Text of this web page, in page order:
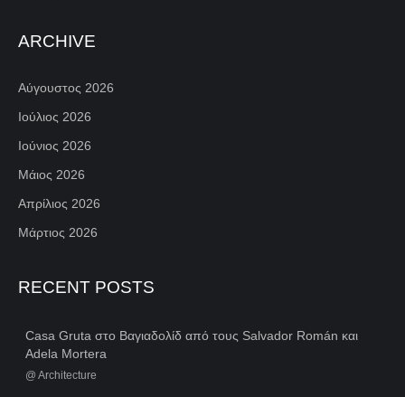
ARCHIVE
Αύγουστος 2026
Ιούλιος 2026
Ιούνιος 2026
Μάιος 2026
Απρίλιος 2026
Μάρτιος 2026
RECENT POSTS
Casa Gruta στο Βαγιαδολίδ από τους Salvador Román και
Adela Mortera
@ Architecture